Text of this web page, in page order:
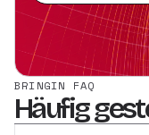
BRINGIN FAQ
Häufig